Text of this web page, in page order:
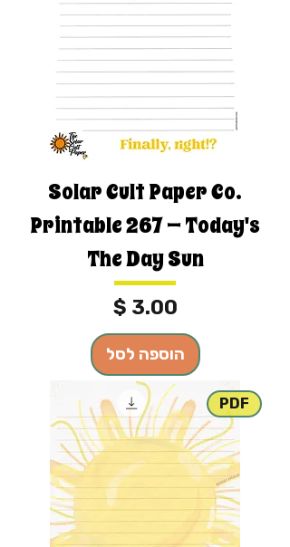
Solar Cult Paper Co.
Printable 267 — Today's
The Day Sun
מחיר
הוספה לסל
PDF